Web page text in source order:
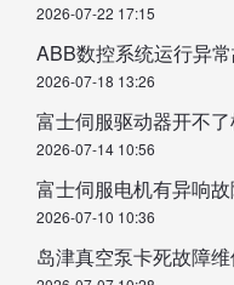
2026-07-22 17:15
ABB数控系统运行异
2026-07-18 13:26
富士伺服驱动器开不
2026-07-14 10:56
富士伺服电机有异响
2026-07-10 10:36
岛津真空泵卡死故障